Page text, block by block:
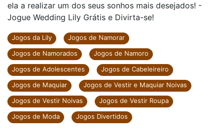
ela a realizar um dos seus sonhos mais desejados! -
Jogue Wedding Lily Grátis e Divirta-se!
Jogos da Lily
Jogos de Namorar
Jogos de Namorados
Jogos de Namoro
Jogos de Adolescentes
Jogos de Cabeleireiro
Jogos de Maquiar
Jogos de Vestir e Maquiar Noivas
Jogos de Vestir Noivas
Jogos de Vestir Roupa
Jogos de Moda
Jogos Divertidos